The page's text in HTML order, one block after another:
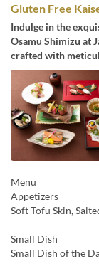
Gluten Free
Indulge in the
Osamu Shimizu at
crafted with
Menu
Appetizers
Soft Tofu Skin,
Small Dish
Small Dish of the